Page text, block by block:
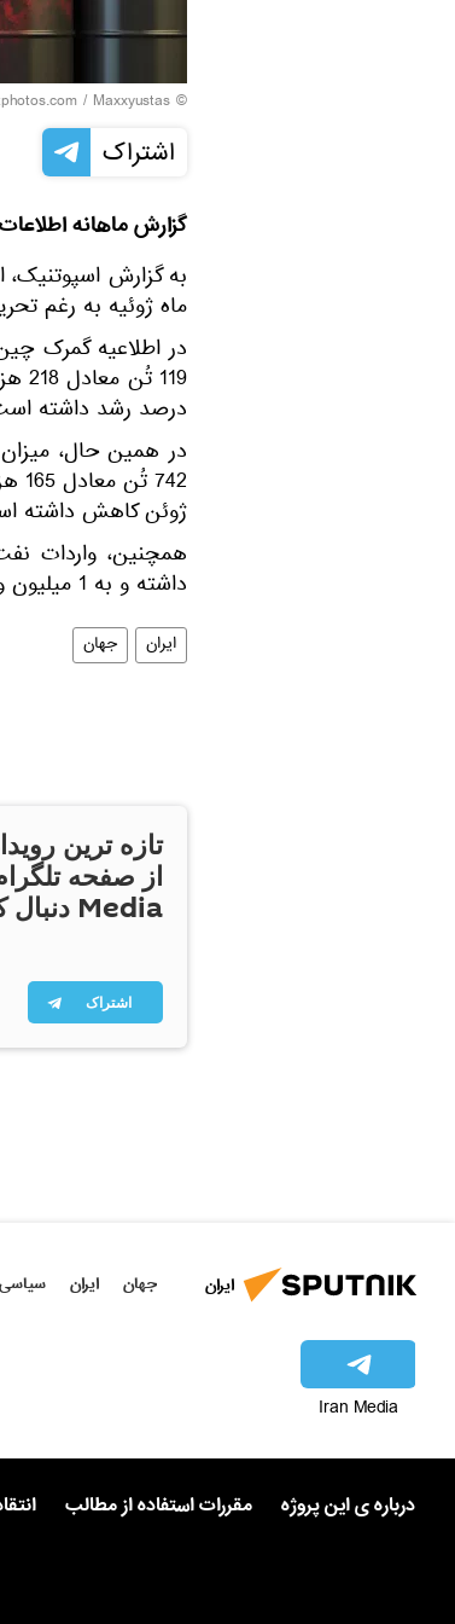
© Depositphotos.com / Maxxyustas
اشتراک
گزارش ماهانه
به گزارش اسپوتنیک،
ماه ژوئیه به رغم
درصد رشد داشته
ژوئن کاهش داشته
داشته و به 1 میلیون و 500 هزار تُن رسیده است.
ایران جهان
تازه ترین
Media دنبال کنید
اشتراک
ایران جهان ایران سیاسی
Iran Media
درباره ی این پروژه مقررات استفاده از مطالب